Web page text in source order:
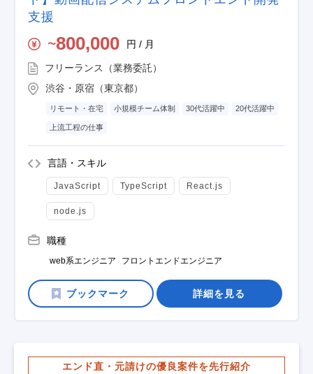
支援
〜800,000 円 / 月
フリーランス（業務委託）
渋谷・原宿（東京都）
リモート・在宅 小規模チーム体制 30代活躍中 20代活躍中
上流工程の仕事
言語・スキル
JavaScript TypeScript React.js
node.js
職種
web系エンジニア フロントエンドエンジニア
詳細を見る
エンド直・元請けの優良案件を先行紹介